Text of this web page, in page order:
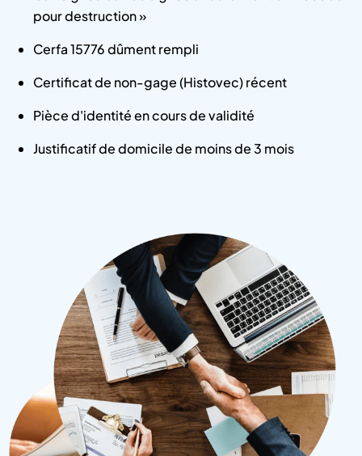
pour destruction »
Cerfa 15776 dûment rempli
Certificat de non-gage (Histovec) récent
Pièce d'identité en cours de validité
Justificatif de domicile de moins de 3 mois